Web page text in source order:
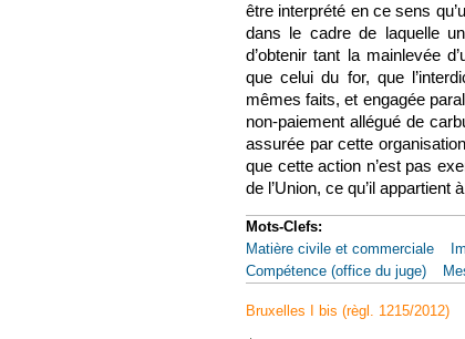
être interprété en ce sens
dans le cadre de laquelle
d’obtenir tant la mainlevée
que celui du for, que
mêmes faits, et engagée
non-paiement allégué de
assurée par cette
que cette action n’est pas
de l’Union, ce qu’il appartient
Mots-Clefs:
Matière civile et commerciale
Compétence (office du juge)
Bruxelles I bis (règl. 1215/2012)